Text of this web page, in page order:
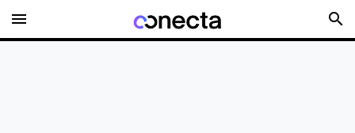
menu search